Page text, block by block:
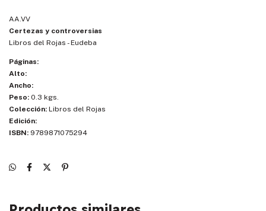
AA.VV
Certezas y controversias
Libros del Rojas - Eudeba
Páginas:
Alto:
Ancho:
Peso: 0.3 kgs.
Colección: Libros del Rojas
Edición:
ISBN: 9789871075294